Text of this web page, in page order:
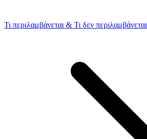
Τι περιλαμβάνεται & Τι δεν περιλαμβάνεται